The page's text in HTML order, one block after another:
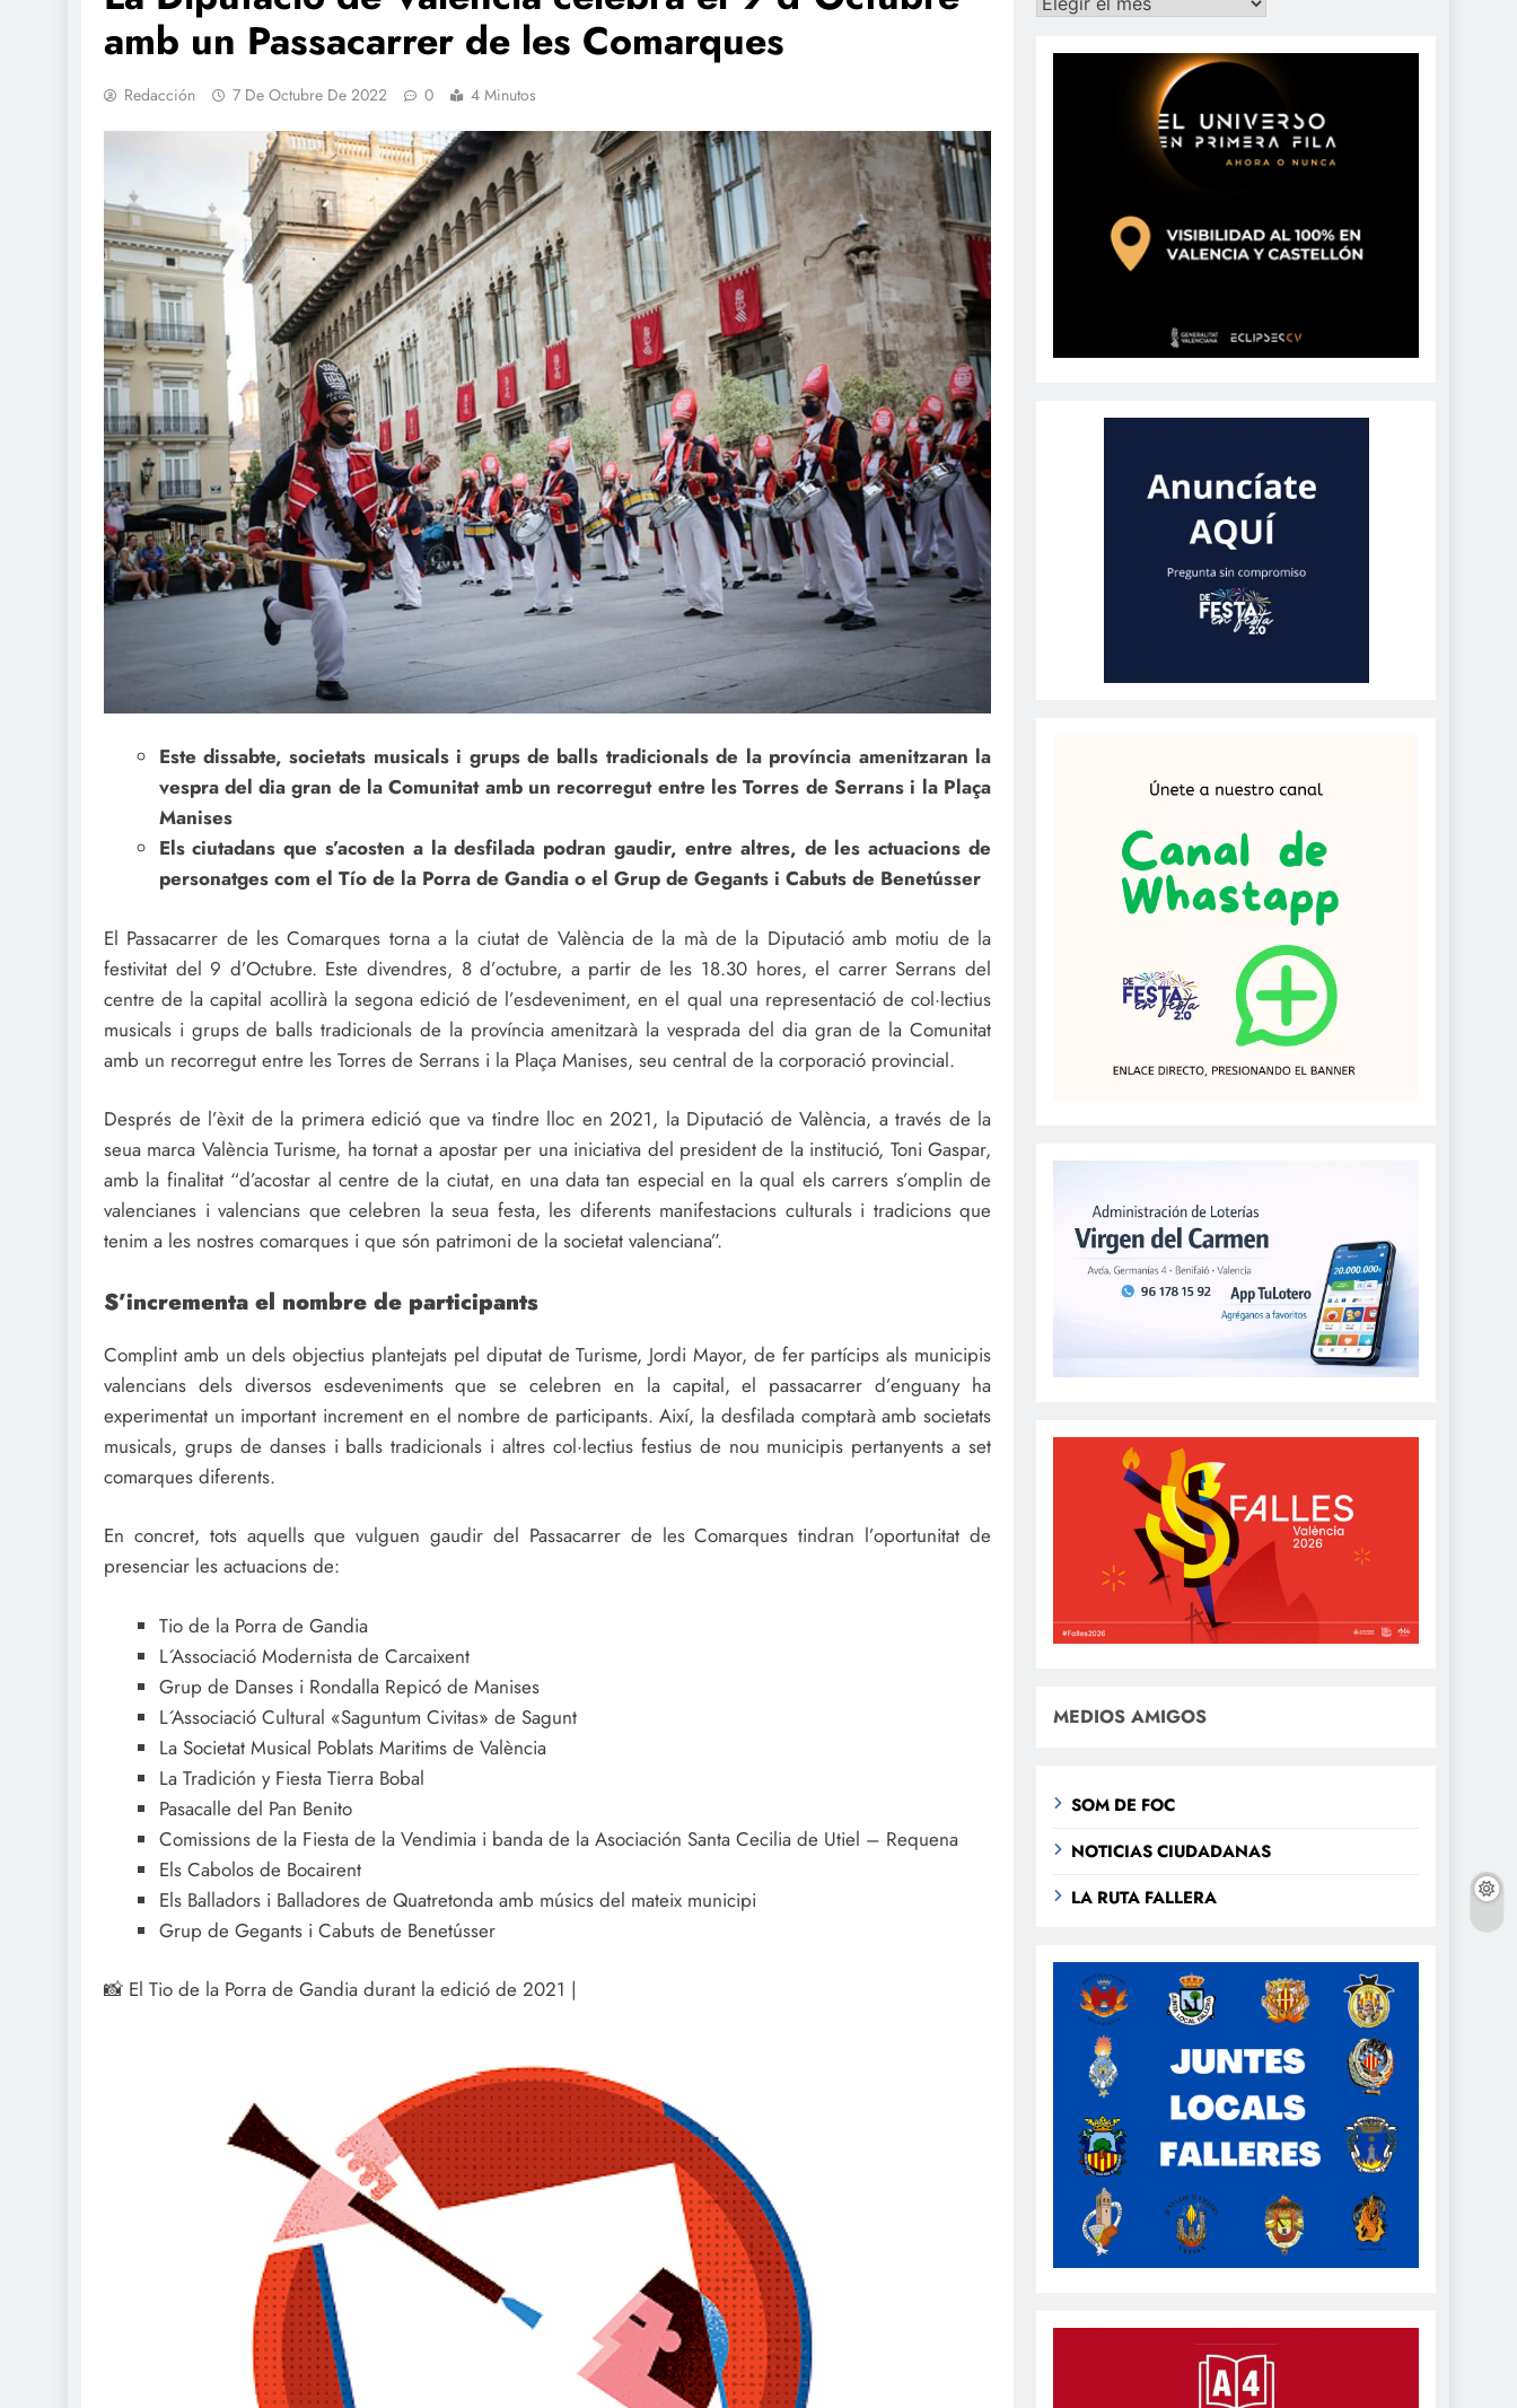
amb un Passacarrer de les Comarques
Redacción 7 De Octubre De 2022 0 4 Minutos
Este dissabte, societats musicals i grups de balls tradicionals de la província amenitzaran la
vespra del dia gran de la Comunitat amb un recorregut entre les Torres de Serrans i la Plaça
Manises
Els ciutadans que s’acosten a la desfilada podran gaudir, entre altres, de les actuacions de
personatges com el Tío de la Porra de Gandia o el Grup de Gegants i Cabuts de Benetússer
El Passacarrer de les Comarques torna a la ciutat de València de la mà de la Diputació amb motiu de la
festivitat del 9 d’Octubre. Este divendres, 8 d’octubre, a partir de les 18.30 hores, el carrer Serrans del
centre de la capital acollirà la segona edició de l’esdeveniment, en el qual una representació de col·lectius
musicals i grups de balls tradicionals de la província amenitzarà la vesprada del dia gran de la Comunitat
amb un recorregut entre les Torres de Serrans i la Plaça Manises, seu central de la corporació provincial.
Després de l’èxit de la primera edició que va tindre lloc en 2021, la Diputació de València, a través de la
seua marca València Turisme, ha tornat a apostar per una iniciativa del president de la institució, Toni Gaspar,
amb la finalitat “d’acostar al centre de la ciutat, en una data tan especial en la qual els carrers s’omplin de
valencianes i valencians que celebren la seua festa, les diferents manifestacions culturals i tradicions que
tenim a les nostres comarques i que són patrimoni de la societat valenciana”.
S’incrementa el nombre de participants
Complint amb un dels objectius plantejats pel diputat de Turisme, Jordi Mayor, de fer partícips als municipis
valencians dels diversos esdeveniments que se celebren en la capital, el passacarrer d’enguany ha
experimentat un important increment en el nombre de participants. Així, la desfilada comptarà amb societats
musicals, grups de danses i balls tradicionals i altres col·lectius festius de nou municipis pertanyents a set
comarques diferents.
En concret, tots aquells que vulguen gaudir del Passacarrer de les Comarques tindran l’oportunitat de
presenciar les actuacions de:
Tio de la Porra de Gandia
L´Associació Modernista de Carcaixent
Grup de Danses i Rondalla Repicó de Manises
L´Associació Cultural «Saguntum Civitas» de Sagunt
La Societat Musical Poblats Maritims de València
La Tradición y Fiesta Tierra Bobal
Pasacalle del Pan Benito
Comissions de la Fiesta de la Vendimia i banda de la Asociación Santa Cecilia de Utiel – Requena
Els Cabolos de Bocairent
Els Balladors i Balladores de Quatretonda amb músics del mateix municipi
Grup de Gegants i Cabuts de Benetússer
📸 El Tio de la Porra de Gandia durant la edició de 2021 |
MEDIOS AMIGOS
SOM DE FOC
NOTICIAS CIUDADANAS
LA RUTA FALLERA